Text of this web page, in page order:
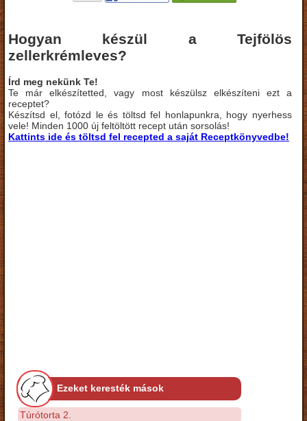
Hogyan készül a Tejfölös
zellerkrémleves?
Írd meg nekünk Te!
Te már elkészítetted, vagy most készülsz elkészíteni ezt a
receptet?
Készítsd el, fotózd le és töltsd fel honlapunkra, hogy nyerhess
vele! Minden 1000 új feltöltött recept után sorsolás!
Kattints ide és töltsd fel recepted a saját Receptkönyvedbe!
Ezeket keresték mások
Túrótorta 2.